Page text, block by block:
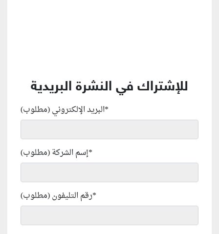
للإشتراك في النشرة البريدية
البريد الإلكتروني (مطلوب)*
إسم الشركة (مطلوب)*
رقم التليفون (مطلوب)*